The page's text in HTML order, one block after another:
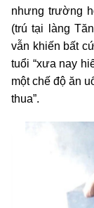
nhưng trường
(trú tại làng
vẫn khiến bất
tuổi “xưa nay
một chế độ ăn
thua”.